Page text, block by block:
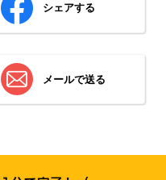
シェアする
メールで送る